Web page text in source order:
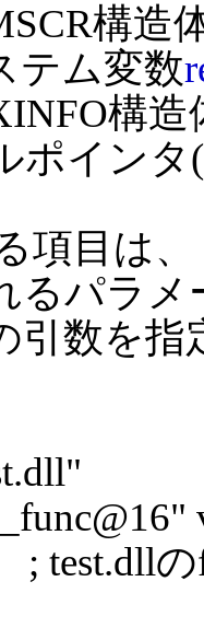
構造
テム変数
構
ポインタ
項目は
るパラ
引数を